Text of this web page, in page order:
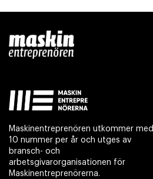
Maskinentreprenören utkommer med
10 nummer per år och utges av
bransch- och
arbetsgivarorganisationen för
Maskinentreprenörerna.